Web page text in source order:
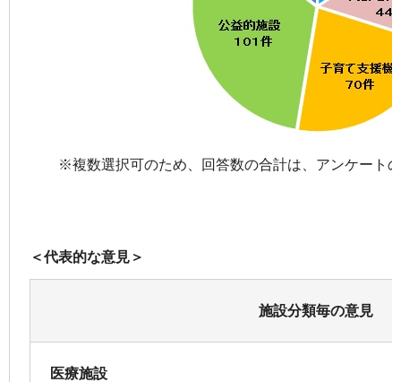
※複数選択可のため、回答数の合計は、アンケート
＜代表的な意見＞
施設分類毎の意見
医療施設